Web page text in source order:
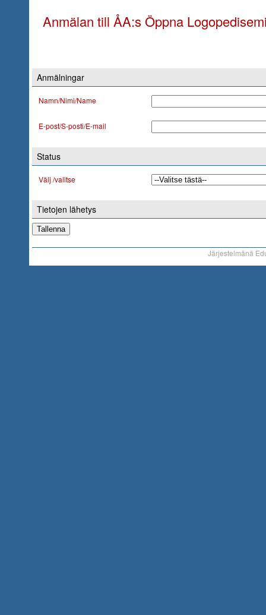
Anmälan till ÅA:s Öppna
Anmälningar
Namn/Nimi/Name
E-post/S-posti/E-mail
Status
Välj /valitse
Tietojen lähetys
Järjestelmänä